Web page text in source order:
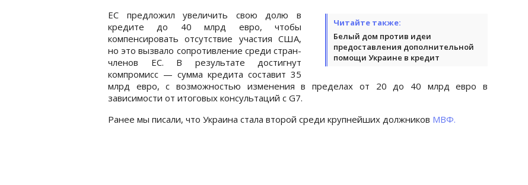
Читайте также:
Белый дом против идеи
предоставления дополнительной
помощи Украине в кредит
ЕС предложил увеличить свою долю в
кредите до 40 млрд евро, чтобы
компенсировать отсутствие участия США,
но это вызвало сопротивление среди стран-
членов ЕС. В результате достигнут
компромисс — сумма кредита составит 35
млрд евро, с возможностью изменения в пределах от 20 до 40 млрд евро в
зависимости от итоговых консультаций с G7.
Ранее мы писали, что Украина стала второй среди крупнейших должников МВФ.